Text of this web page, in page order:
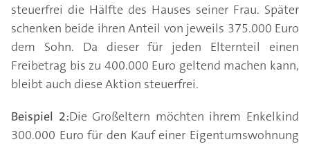
steuerfrei die Hälfte des Hauses seiner Frau. Später
schenken beide ihren Anteil von jeweils 375.000 Euro
dem Sohn. Da dieser für jeden Elternteil einen
Freibetrag bis zu 400.000 Euro geltend machen kann,
bleibt auch diese Aktion steuerfrei.
Beispiel 2:Die Großeltern möchten ihrem Enkelkind
300.000 Euro für den Kauf einer Eigentumswohnung